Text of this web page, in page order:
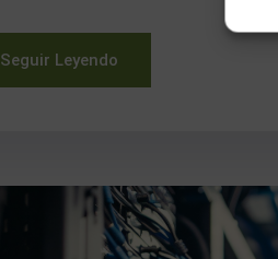
Seguir Leyendo